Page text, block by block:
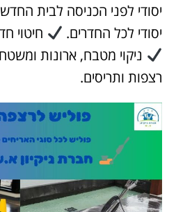
יסודי לפני הכניסה לבית
יסודי לכל החדרים.
חיטוי
ניקוי מטבח, ארונות
רצפות ותריסים.